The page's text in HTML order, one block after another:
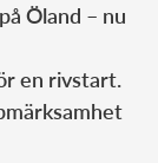
Öland – nu
en rivstart.